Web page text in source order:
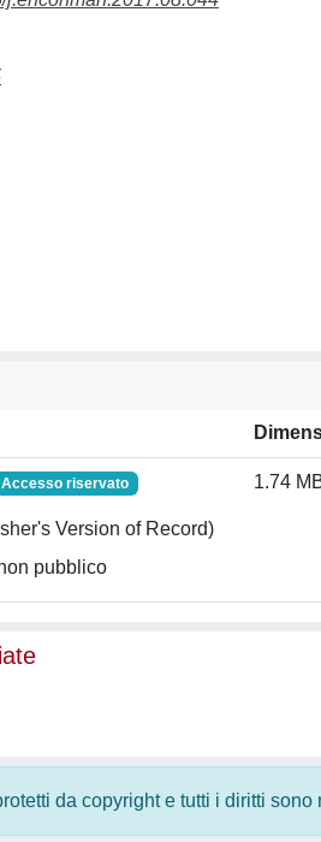
Accesso riservato
Version of Record)
pubblico
1.74
da copyright e tutti i diritti